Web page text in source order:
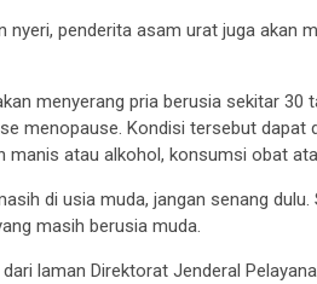
nyeri, penderita asam urat juga akan
menyerang pria berusia sekitar 30
menopause. Kondisi tersebut dapat
manis atau alkohol, konsumsi obat
di usia muda, jangan senang
masih berusia muda.
laman Direktorat Jenderal